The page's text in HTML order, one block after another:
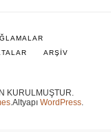
KURULMUŞTUR.
.Altyapı WordPress
ARŞİV